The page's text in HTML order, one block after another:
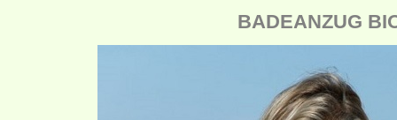
BADEANZUG